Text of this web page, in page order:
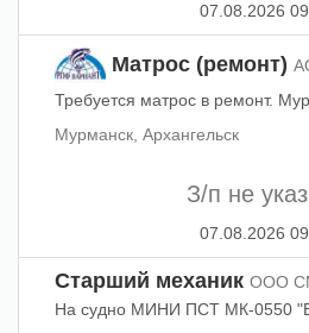
07.08.2026
Матрос (ремонт)
Требуется матрос в ремонт.
Мурманск, Архангельск
З/п не
07.08.2026
Старший механик ООО